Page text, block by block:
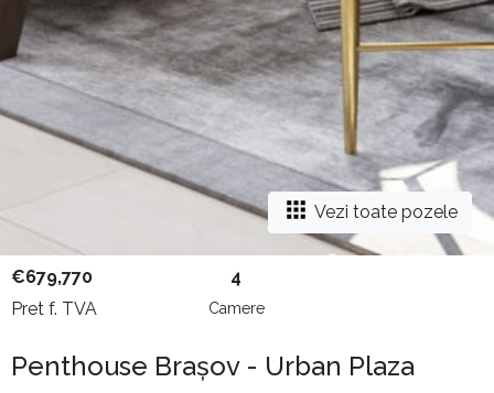
Vezi toate pozele
€679,770
Pret f. TVA
4
Camere
Penthouse Brașov - Urban Plaza